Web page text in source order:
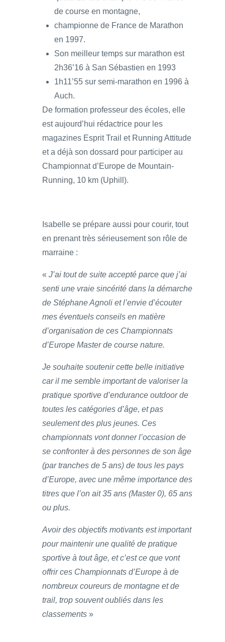
de course en montagne,
championne de France de Marathon
en 1997.
Son meilleur temps sur marathon est
2h36’16 à San Sébastien en 1993
1h11’55 sur semi-marathon en 1996 à
Auch.
De formation professeur des écoles, elle
est aujourd’hui rédactrice pour les
magazines Esprit Trail et Running Attitude
et a déjà son dossard pour participer au
Championnat d’Europe de Mountain-
Running, 10 km (Uphill).
Isabelle se prépare aussi pour courir, tout
en prenant très sérieusement son rôle de
marraine :
« J’ai tout de suite accepté parce que j’ai
senti une vraie sincérité dans la démarche
de Stéphane Agnoli et l’envie d’écouter
mes éventuels conseils en matière
d’organisation de ces Championnats
d’Europe Master de course nature.
Je souhaite soutenir cette belle initiative
car il me semble important de valoriser la
pratique sportive d’endurance outdoor de
toutes les catégories d’âge, et pas
seulement des plus jeunes. Ces
championnats vont donner l’occasion de
se confronter à des personnes de son âge
(par tranches de 5 ans) de tous les pays
d’Europe, avec une même importance des
titres que l’on ait 35 ans (Master 0), 65 ans
ou plus.
Avoir des objectifs motivants est important
pour maintenir une qualité de pratique
sportive à tout âge, et c’est ce que vont
offrir ces Championnats d’Europe à de
nombreux coureurs de montagne et de
trail, trop souvent oubliés dans les
classements »